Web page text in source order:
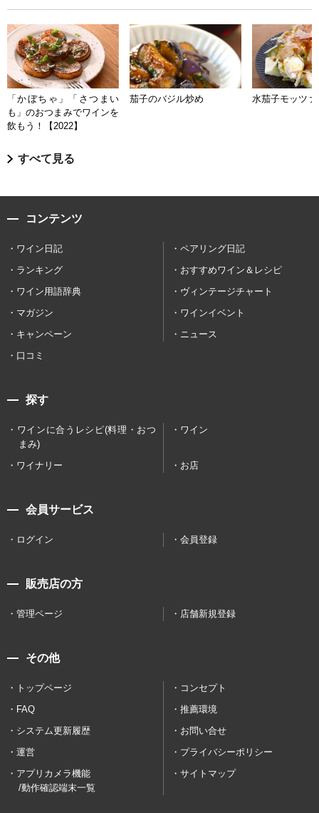
「かぼちゃ」「さつまい
も」のおつまみでワインを
飲もう！【2022】
茄子のバジル炒め 水茄子モッツァ
すべて見る
コンテンツ
ワイン日記
ペアリング日記
ランキング
おすすめワイン＆レシピ
ワイン用語辞典
ヴィンテージチャート
マガジン
ワインイベント
キャンペーン
ニュース
口コミ
探す
ワインに合うレシピ(料理・おつ
まみ)
ワイン
ワイナリー お店
会員サービス
ログイン 会員登録
販売店の方
管理ページ 店舗新規登録
その他
トップページ
コンセプト
FAQ
推薦環境
システム更新履歴
お問い合せ
運営
プライバシーポリシー
アプリカメラ機能
/動作確認端末一覧
サイトマップ